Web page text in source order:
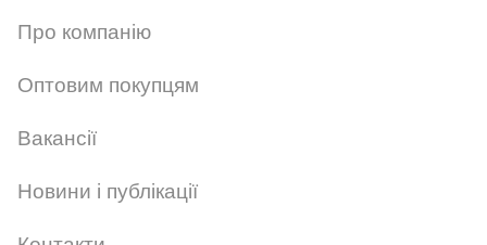
Про компанію
Оптовим покупцям
Вакансії
Новини і публікації